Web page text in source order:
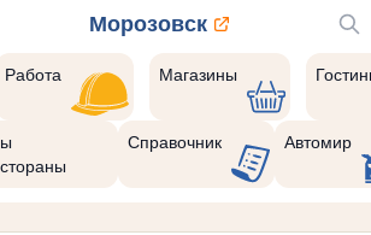
Морозовск
Работа Магазины
Справочник Автомир